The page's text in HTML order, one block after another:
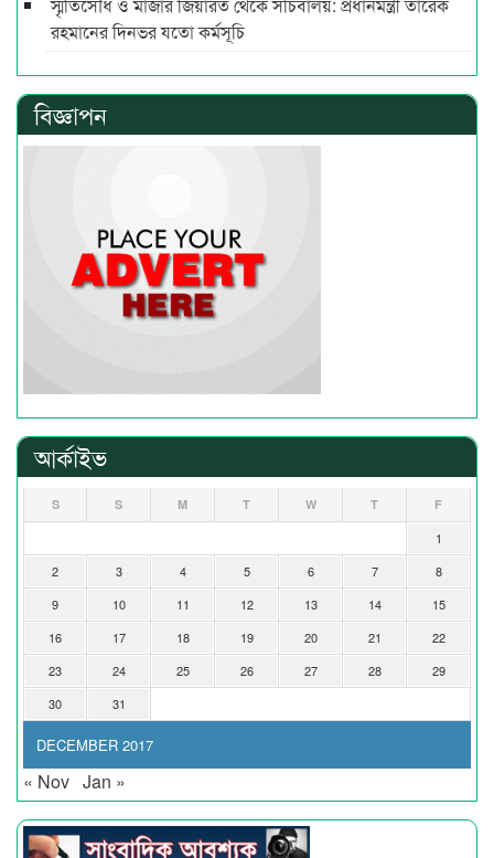
স্মৃতিসৌধ ও মাজার জিয়ারত থেকে সচিবালয়: প্রধানমন্ত্রী তারেক
রহমানের দিনভর যতো কর্মসূচি
বিজ্ঞাপন
আর্কাইভ
DECEMBER 2017
S S M T W T F
1
2
3 4 5 6 7
8
9
10 11 12 13 14
15
16
17 18 19 20 21
22
23
24 25 26 27 28
29
30
31
« Nov Jan »